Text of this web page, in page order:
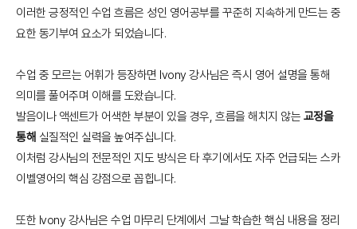
이러한 긍정적인 수업 흐름은 성인 영어공부를 꾸준히 지속하게 만드는 중
요한 동기부여 요소가 되었습니다.
수업 중 모르는 어휘가 등장하면 Ivony 강사님은 즉시 영어 설명을 통해
의미를 풀어주며 이해를 도왔습니다.
발음이나 액센트가 어색한 부분이 있을 경우, 흐름을 해치지 않는 교정을
통해 실질적인 실력을 높여주십니다.
이처럼 강사님의 전문적인 지도 방식은 타 후기에서도 자주 언급되는 스카
이벨영어의 핵심 강점으로 꼽힙니다.
또한 Ivony 강사님은 수업 마무리 단계에서 그날 학습한 핵심 내용을 정리